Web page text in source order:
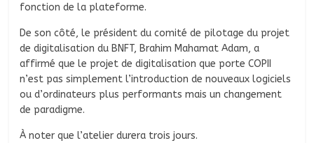
fonction de la plateforme.
De son côté, le président du comité de pilotage du projet
de digitalisation du BNFT, Brahim Mahamat Adam, a
affirmé que le projet de digitalisation que porte COPII
n’est pas simplement l’introduction de nouveaux logiciels
ou d’ordinateurs plus performants mais un changement
de paradigme.
À noter que l’atelier durera trois jours.